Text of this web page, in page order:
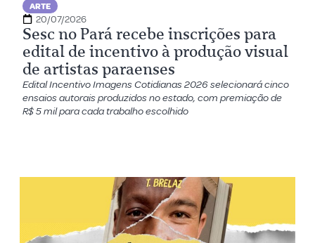
ARTE
20/07/2026
Sesc no Pará recebe inscrições para
edital de incentivo à produção visual
de artistas paraenses
Edital Incentivo Imagens Cotidianas 2026 selecionará cinco
ensaios autorais produzidos no estado, com premiação de
R$ 5 mil para cada trabalho escolhido